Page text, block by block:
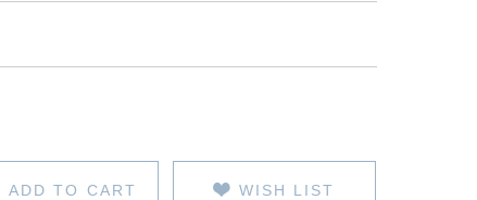
ADD TO CART WISH LIST